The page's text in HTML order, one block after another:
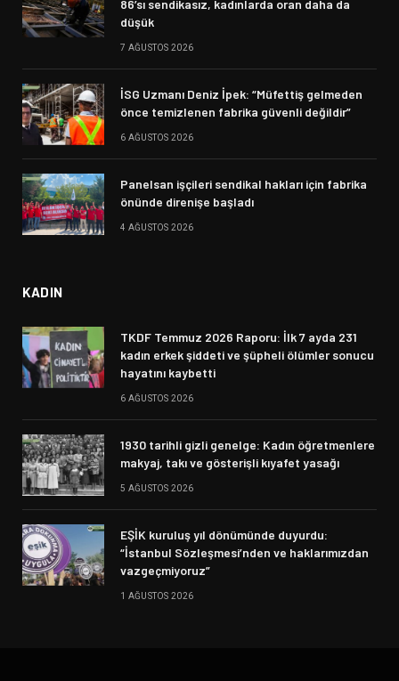
86’sı sendikasız, kadınlarda oran daha da
düşük
7 AĞUSTOS 2026
İSG Uzmanı Deniz İpek: “Müfettiş gelmeden
önce temizlenen fabrika güvenli değildir”
6 AĞUSTOS 2026
Panelsan işçileri sendikal hakları için fabrika
önünde direnişe başladı
4 AĞUSTOS 2026
KADIN
TKDF Temmuz 2026 Raporu: İlk 7 ayda 231
kadın erkek şiddeti ve şüpheli ölümler sonucu
hayatını kaybetti
6 AĞUSTOS 2026
1930 tarihli gizli genelge: Kadın öğretmenlere
makyaj, takı ve gösterişli kıyafet yasağı
5 AĞUSTOS 2026
EŞİK kuruluş yıl dönümünde duyurdu:
“İstanbul Sözleşmesi’nden ve haklarımızdan
vazgeçmiyoruz”
1 AĞUSTOS 2026